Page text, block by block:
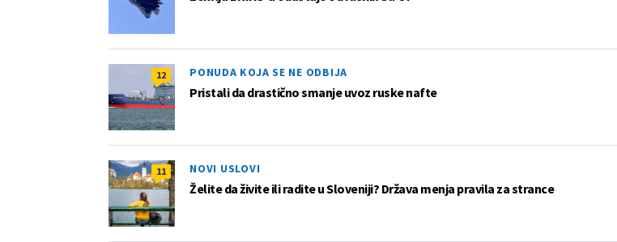
12 PONUDA KOJA SE NE ODBIJA
Pristali da drastično smanje uvoz ruske nafte
11 NOVI USLOVI
Želite da živite ili radite u Sloveniji? Država menja pravila za strance